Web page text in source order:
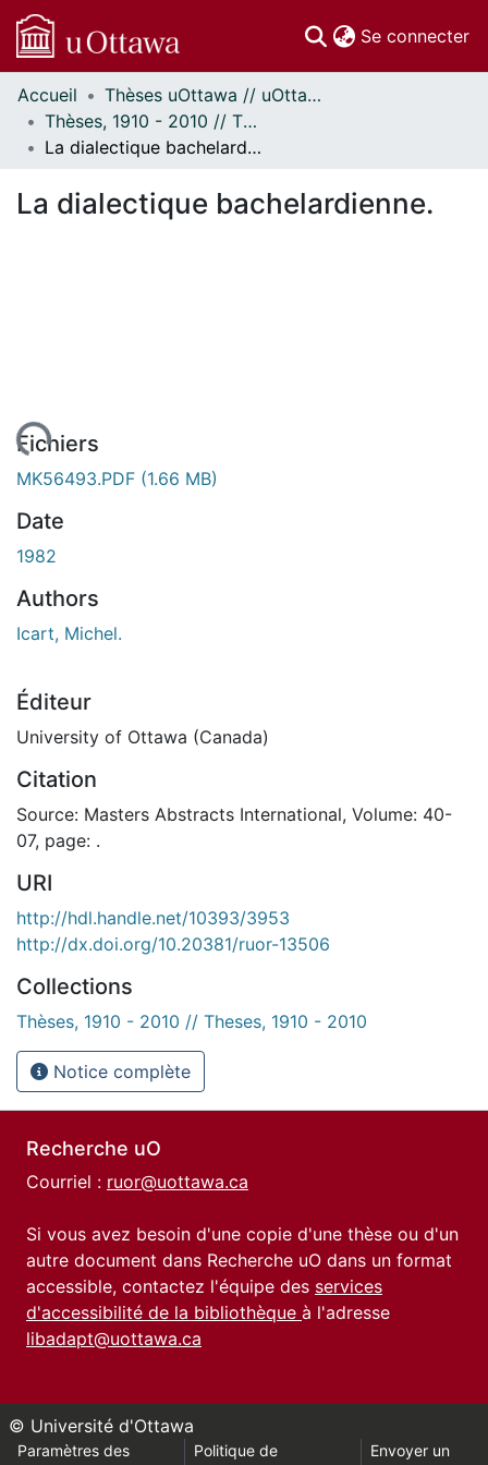
Se connecter
Communautés
et collections
Parcourir
À propos
Accueil
Thèses uOttawa // uOttawa Theses
Thèses, 1910 - 2010 // Theses, 1910 - 2010
La dialectique bachelardienne.
La dialectique bachelardienne.
Fichiers
MK56493.PDF (1.66 MB)
Date
1982
Authors
Icart, Michel.
Éditeur
University of Ottawa (Canada)
Citation
Source: Masters Abstracts International, Volume: 40-
07, page: .
URI
http://hdl.handle.net/10393/3953
http://dx.doi.org/10.20381/ruor-13506
Collections
Thèses, 1910 - 2010 // Theses, 1910 - 2010
Notice complète
Recherche uO
Courriel : ruor@uottawa.ca
Si vous avez besoin d'une copie d'une thèse ou d'un
autre document dans Recherche uO dans un format
accessible, contactez l'équipe des services
d'accessibilité de la bibliothèque à l'adresse
libadapt@uottawa.ca
© Université d'Ottawa
Paramètres des
Politique de
Envoyer un